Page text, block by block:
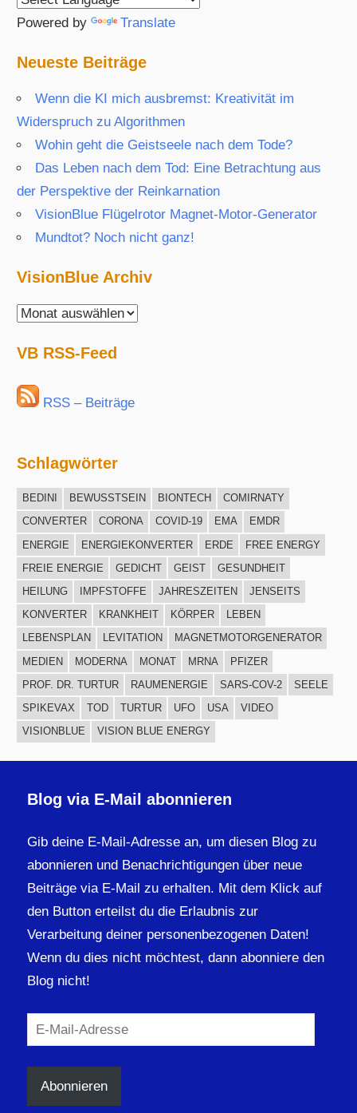
Powered by Translate
Neueste Beiträge
Wenn die KI mich ausbremst: Kreativität im
Widerspruch zu Algorithmen
Wohin geht die Geistseele nach dem Tode?
Das Leben nach dem Tod: Eine Betrachtung aus
der Perspektive der Reinkarnation
VisionBlue Flügelrotor Magnet-Motor-Generator
Mundtot? Noch nicht ganz!
VisionBlue Archiv
VisionBlue
VB RSS-Feed
RSS – Beiträge
Schlagwörter
BEDINI BEWUSSTSEIN BIONTECH
COMIRNATY
CONVERTER
CORONA COVID-19 EMA
EMDR
ENERGIE
ENERGIEKONVERTER ERDE
FREE ENERGY
FREIE ENERGIE
GEDICHT GEIST
GESUNDHEIT
HEILUNG
IMPFSTOFFE JAHRESZEITEN
JENSEITS
KONVERTER
KRANKHEIT KÖRPER
LEBEN
LEBENSPLAN
LEVITATION
MAGNETMOTORGENERATOR
MEDIEN
MODERNA MONAT MRNA
PFIZER
PROF. DR. TURTUR
RAUMENERGIE SARS-COV-2
SEELE
SPIKEVAX
TOD TURTUR UFO USA
VIDEO
VISIONBLUE
VISION BLUE ENERGY
Blog via E-Mail abonnieren
Gib deine E-Mail-Adresse an, um diesen Blog zu
abonnieren und Benachrichtigungen über neue
Beiträge via E-Mail zu erhalten. Mit dem Klick auf
den Button erteilst du die Erlaubnis zur
Verarbeitung deiner personenbezogenen Daten!
Wenn du dies nicht möchtest, dann abonniere den
Blog nicht!
E-
Mail-
Adresse
Abonnieren